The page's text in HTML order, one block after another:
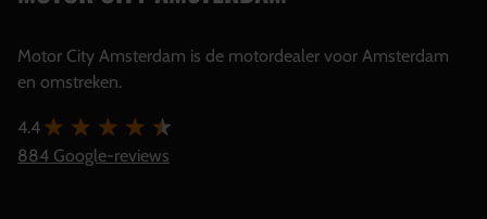
Motor City Amsterdam is de motordealer voor Amsterdam
en omstreken.
4.4
884 Google-reviews